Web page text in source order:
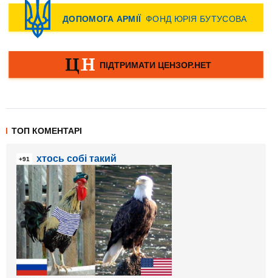
ТОП КОМЕНТАРІ
+91 хтось собі такий